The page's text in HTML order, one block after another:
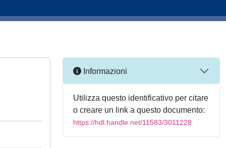
Informazioni
Utilizza questo identificativo per citare
o creare un link a questo documento:
https://hdl.handle.net/11583/3011228